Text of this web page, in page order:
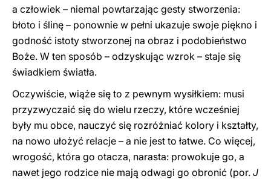
a człowiek – niemal powtarzając gesty stworzenia:
błoto i ślinę – ponownie w pełni ukazuje swoje piękno i
godność istoty stworzonej na obraz i podobieństwo
Boże. W ten sposób – odzyskując wzrok – staje się
świadkiem światła.
Oczywiście, wiąże się to z pewnym wysiłkiem: musi
przyzwyczaić się do wielu rzeczy, które wcześniej
były mu obce, nauczyć się rozróżniać kolory i kształty,
na nowo ułożyć relacje – a nie jest to łatwe. Co więcej,
wrogość, która go otacza, narasta: prowokuje go, a
nawet jego rodzice nie mają odwagi go obronić (por. J